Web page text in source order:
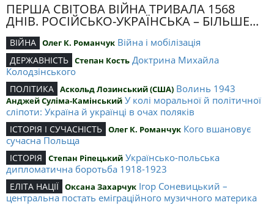
ПЕРША СВІТОВА ВІЙНА ТРИВАЛА 1568
ДНІВ. РОСІЙСЬКО-УКРАЇНСЬКА – БІЛЬШЕ...
ВІЙНА Олег К. Романчук Війна і мобілізація
ДЕРЖАВНІСТЬ Степан Кость Доктрина Михайла
Колодзінського
ПОЛІТИКА Аскольд Лозинський (США) Волинь 1943
Анджей Суліма-Камінський У колі моральної й політичної
сліпоти: Україна й українці в очах поляків
ІСТОРІЯ І СУЧАСНІСТЬ Олег К. Романчук Кого вшановує
сучасна Польща
ІСТОРІЯ Степан Ріпецький Українсько-польська
дипломатична боротьба 1918-1923
ЕЛІТА НАЦІЇ Оксана Захарчук Ігор Соневицький –
центральна постать еміграційного музичного материка